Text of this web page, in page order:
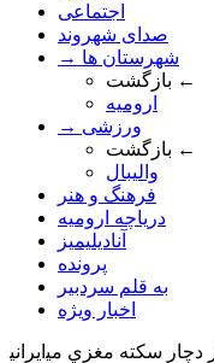
اجتماعی
صدای شهروند
→ شهرستان ها
بازگشت ←
ارومیه
→ ورزشی
بازگشت ←
والیبال
فرهنگ و هنر
دریاچه ارومیه
آنادیلیمیز
پرونده
به قلم سردبیر
اخبار ویژه